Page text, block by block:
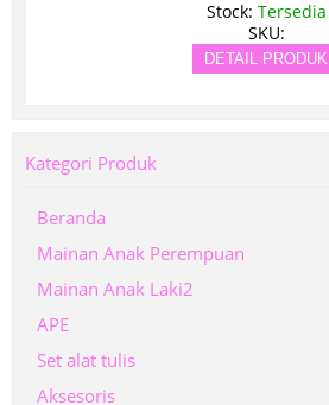
Stock: Tersedia
SKU:
DETAIL PRODUK
Kategori Produk
Beranda
Mainan Anak Perempuan
Mainan Anak Laki2
APE
Set alat tulis
Aksesoris